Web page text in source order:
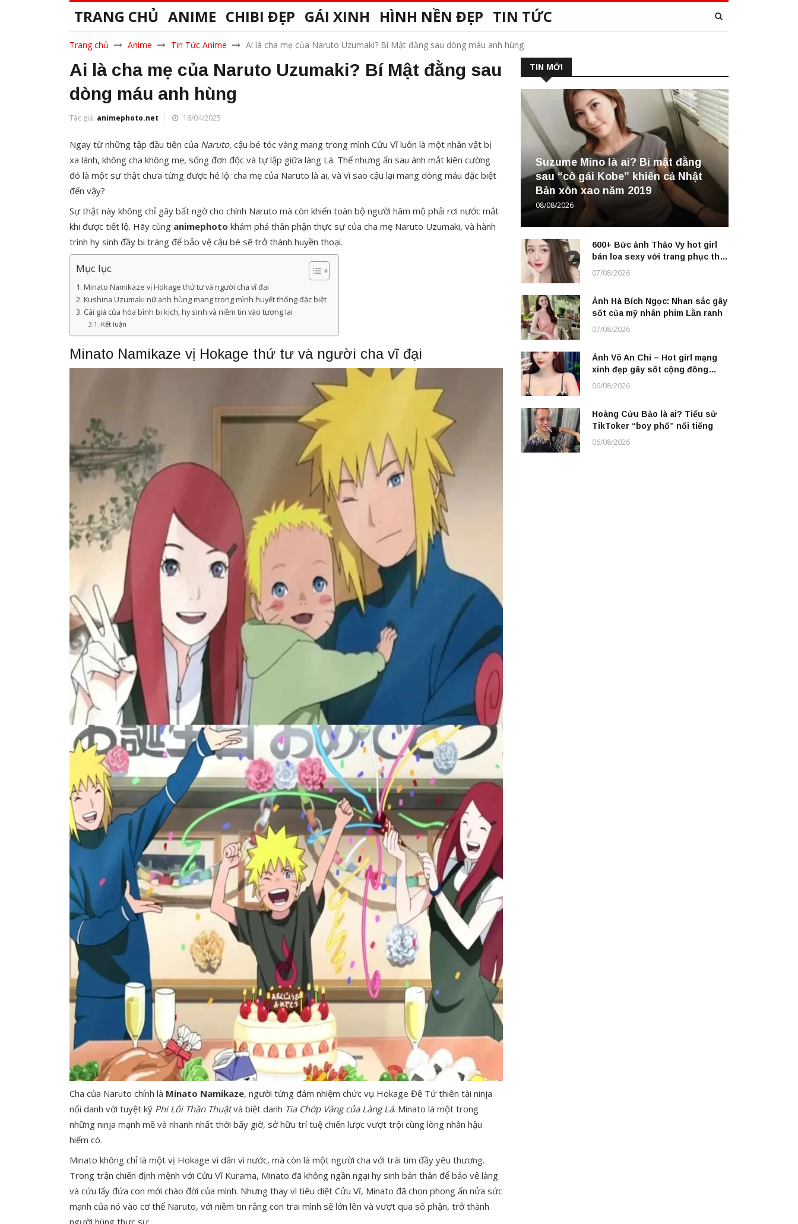
TRANG CHỦ ANIME CHIBI ĐẸP GÁI XINH HÌNH NỀN ĐẸP TIN TỨC
Trang chủ Anime Tin Tức Anime Ai là cha mẹ của Naruto Uzumaki? Bí Mật đằng sau dòng máu anh hùng
Ai là cha mẹ của Naruto Uzumaki? Bí Mật đằng sau
dòng máu anh hùng
Tác giả: animephoto.net 16/04/2025
Ngay từ những tập đầu tiên của Naruto, cậu bé tóc vàng mang trong mình Cửu Vĩ luôn là một nhân vật bị
xa lánh, không cha không mẹ, sống đơn độc và tự lập giữa làng Lá. Thế nhưng ẩn sau ánh mắt kiên cường
đó là một sự thật chưa từng được hé lộ: cha mẹ của Naruto là ai, và vì sao cậu lại mang dòng máu đặc biệt
đến vậy?
Sự thật này không chỉ gây bất ngờ cho chính Naruto mà còn khiến toàn bộ người hâm mộ phải rơi nước mắt
khi được tiết lộ. Hãy cùng animephoto khám phá thân phận thực sự của cha mẹ Naruto Uzumaki, và hành
trình hy sinh đầy bi tráng để bảo vệ cậu bé sẽ trở thành huyền thoại.
Mục lục
Minato Namikaze vị Hokage thứ tư và người cha vĩ đại
Kushina Uzumaki nữ anh hùng mang trong mình huyết thống đặc biệt
Cái giá của hòa bình bi kịch, hy sinh và niềm tin vào tương lai
Kết luận
Minato Namikaze vị Hokage thứ tư và người cha vĩ đại
Cha của Naruto chính là Minato Namikaze, người từng đảm nhiệm chức vụ Hokage Đệ Tứ thiên tài ninja
nổi danh với tuyệt kỹ Phi Lôi Thần Thuậtvà biệt danh Tia Chớp Vàng của Làng Lá. Minato là một trong
những ninja mạnh mẽ và nhanh nhất thời bấy giờ, sở hữu trí tuệ chiến lược vượt trội cùng lòng nhân hậu
hiếm có.
Minato không chỉ là một vị Hokage vì dân vì nước, mà còn là một người cha với trái tim đầy yêu thương.
Trong trận chiến định mệnh với Cửu Vĩ Kurama, Minato đã không ngần ngại hy sinh bản thân để bảo vệ làng
và cứu lấy đứa con mới chào đời của mình. Nhưng thay vì tiêu diệt Cửu Vĩ, Minato đã chọn phong ấn nửa sức
mạnh của nó vào cơ thể Naruto, với niềm tin rằng con trai mình sẽ lớn lên và vượt qua số phận, trở thành
người hùng thực sự.
TIN MỚI
Suzume Mino là ai? Bí mật đằng
sau “cô gái Kobe” khiến cả Nhật
Bản xôn xao năm 2019
08/08/2026
600+ Bức ảnh Thảo Vy hot girl
bán loa sexy với trang phục thời
thượng
07/08/2026
Ảnh Hà Bích Ngọc: Nhan sắc gây
sốt của mỹ nhân phim Lằn ranh
07/08/2026
Ảnh Võ An Chi – Hot girl mạng
xinh đẹp gây sốt cộng đồng
online
06/08/2026
Hoàng Cửu Bảo là ai? Tiểu sử
TikToker “boy phố” nổi tiếng
06/08/2026